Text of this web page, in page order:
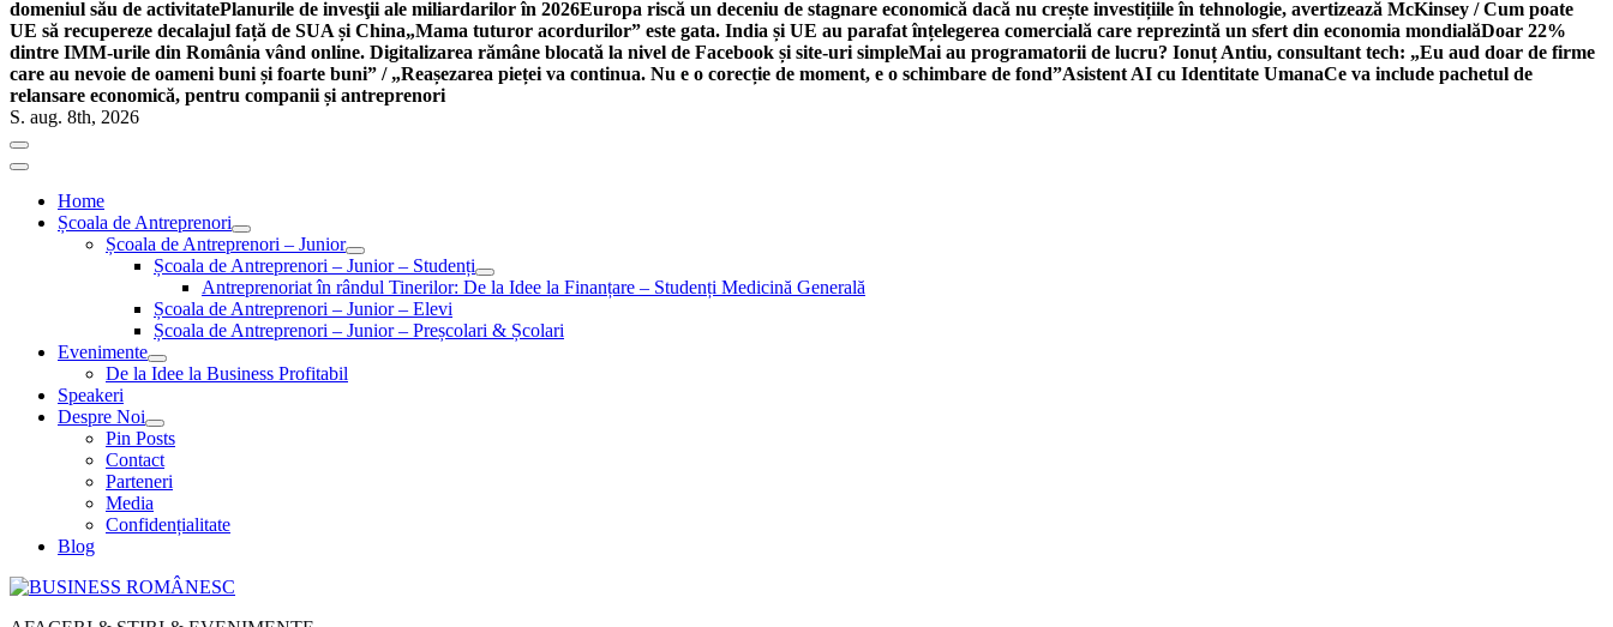
domeniul său de activitatePlanurile de invesţii ale miliardarilor în 2026Europa riscă un deceniu de stagnare economică dacă nu crește investițiile în tehnologie, avertizează McKinsey / Cum poate
UE să recupereze decalajul față de SUA și China„Mama tuturor acordurilor” este gata. India și UE au parafat înțelegerea comercială care reprezintă un sfert din economia mondialăDoar 22%
dintre IMM-urile din România vând online. Digitalizarea rămâne blocată la nivel de Facebook și site-uri simpleMai au programatorii de lucru? Ionuț Antiu, consultant tech: „Eu aud doar de firme
care au nevoie de oameni buni și foarte buni” / „Reașezarea pieței va continua. Nu e o corecție de moment, e o schimbare de fond”Asistent AI cu Identitate UmanaCe va include pachetul de
relansare economică, pentru companii și antreprenori
S. aug. 8th, 2026
Home
Școala de Antreprenori
Școala de Antreprenori – Junior
Școala de Antreprenori – Junior – Studenți
Antreprenoriat în rândul Tinerilor: De la Idee la Finanțare – Studenți Medicină Generală
Școala de Antreprenori – Junior – Elevi
Școala de Antreprenori – Junior – Preșcolari & Școlari
Evenimente
De la Idee la Business Profitabil
Speakeri
Despre Noi
Pin Posts
Contact
Parteneri
Media
Confidențialitate
Blog